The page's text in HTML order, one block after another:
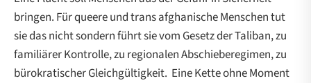
bringen. Für queere und trans afghanische Menschen tut
sie das nicht sondern führt sie vom Gesetz der Taliban, zu
familiärer Kontrolle, zu regionalen Abschieberegimen, zu
bürokratischer Gleichgültigkeit. Eine Kette ohne Moment